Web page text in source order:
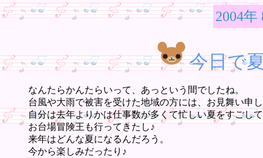
2004年
今日で
なんたらかんたらいって、あっという間でしたね。
台風や大雨で被害を受けた地域の方には、お見舞い申
自分は去年よりかは仕事数が多くて忙しい夏をすごし
お台場冒険王も行ってきたし♪
来年はどんな夏になるんだろう。
今から楽しみだったり♪